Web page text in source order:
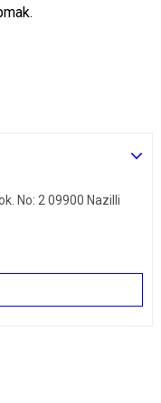
No: 2 09900 Nazilli